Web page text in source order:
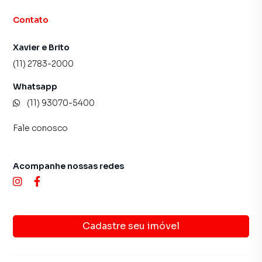
Contato
Xavier e Brito
(11) 2783-2000
Whatsapp
(11) 93070-5400
Fale conosco
Cadastre seu imóvel
Acompanhe nossas redes